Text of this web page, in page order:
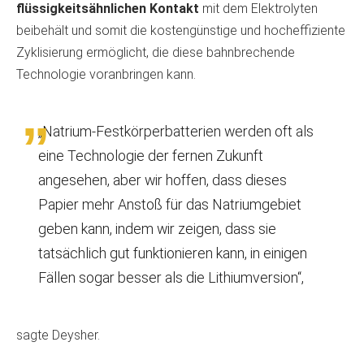
flüssigkeitsähnlichen Kontakt mit dem Elektrolyten
beibehält und somit die kostengünstige und hocheffiziente
Zyklisierung ermöglicht, die diese bahnbrechende
Technologie voranbringen kann.
„Natrium-Festkörperbatterien werden oft als
eine Technologie der fernen Zukunft
angesehen, aber wir hoffen, dass dieses
Papier mehr Anstoß für das Natriumgebiet
geben kann, indem wir zeigen, dass sie
tatsächlich gut funktionieren kann, in einigen
Fällen sogar besser als die Lithiumversion“,
sagte Deysher.